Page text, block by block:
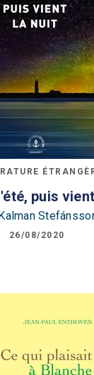
puis
26/08/2020